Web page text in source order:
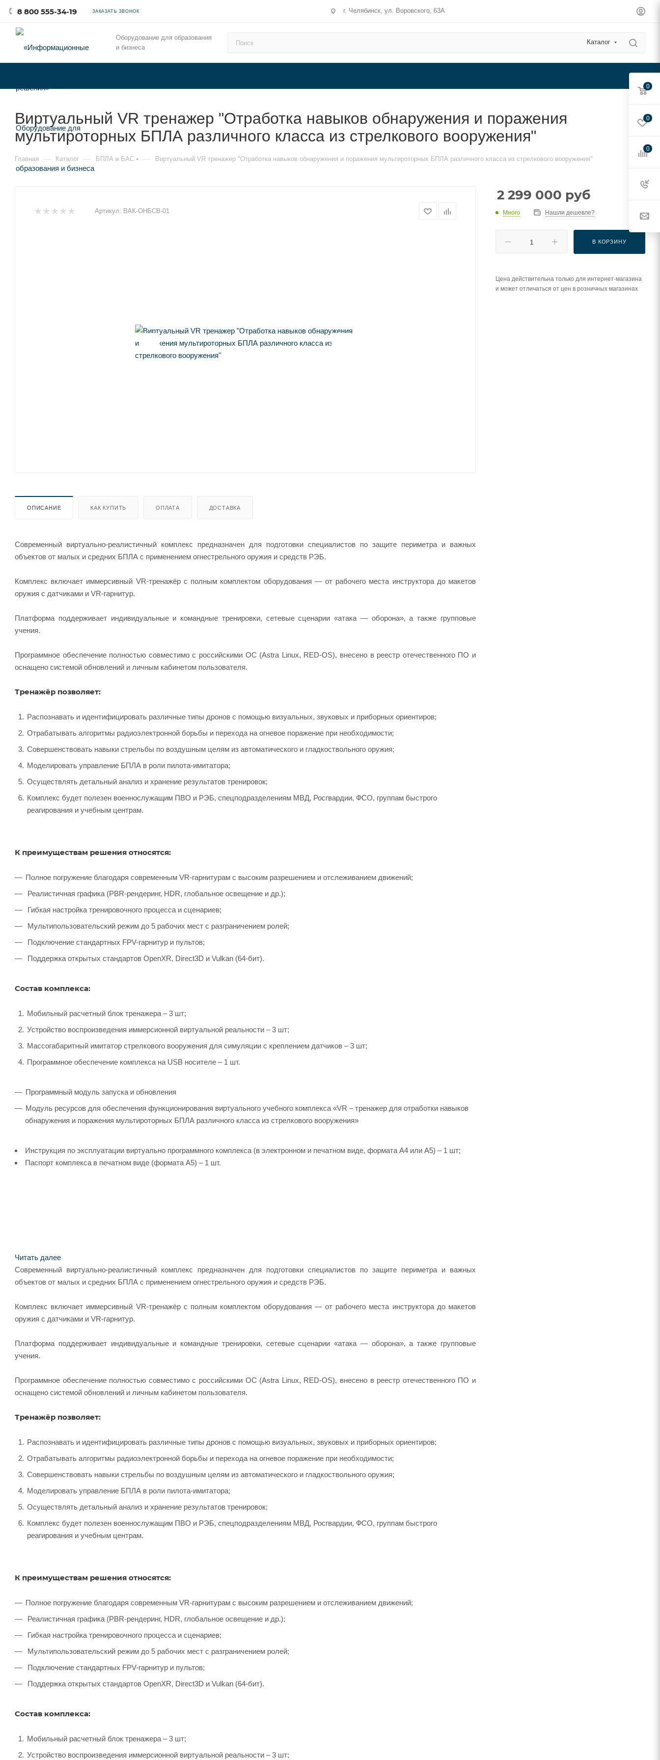
8 800 555-34-19 ЗАКАЗАТЬ ЗВОНОК г. Челябинск, ул. Воровского, 63А
Оборудование для образования
и бизнеса
Каталог
Виртуальный VR тренажер "Отработка навыков обнаружения и поражения
мультироторных БПЛА различного класса из стрелкового вооружения"
Главная — Каталог — БПЛА и БАС — Виртуальный VR тренажер "Отработка навыков обнаружения и поражения мультироторных БПЛА различного класса из стрелкового вооружения"
Артикул: ВАК-ОНБСВ-01
ОПИСАНИЕ КАК КУПИТЬ ОПЛАТА ДОСТАВКА
Современный виртуально-реалистичный комплекс предназначен для подготовки специалистов по защите периметра и важных
объектов от малых и средних БПЛА с применением огнестрельного оружия и средств РЭБ.
Комплекс включает иммерсивный VR-тренажёр с полным комплектом оборудования — от рабочего места инструктора до макетов
оружия с датчиками и VR-гарнитур.
Платформа поддерживает индивидуальные и командные тренировки, сетевые сценарии «атака — оборона», а также групповые
учения.
Программное обеспечение полностью совместимо с российскими ОС (Astra Linux, RED-OS), внесено в реестр отечественного ПО и
оснащено системой обновлений и личным кабинетом пользователя.
Тренажёр позволяет:
Распознавать и идентифицировать различные типы дронов с помощью визуальных, звуковых и приборных ориентиров;
Отрабатывать алгоритмы радиоэлектронной борьбы и перехода на огневое поражение при необходимости;
Совершенствовать навыки стрельбы по воздушным целям из автоматического и гладкоствольного оружия;
Моделировать управление БПЛА в роли пилота-имитатора;
Осуществлять детальный анализ и хранение результатов тренировок;
Комплекс будет полезен военнослужащим ПВО и РЭБ, спецподразделениям МВД, Росгвардии, ФСО, группам быстрого
реагирования и учебным центрам.
К преимуществам решения относятся:
Полное погружение благодаря современным VR-гарнитурам с высоким разрешением и отслеживанием движений;
Реалистичная графика (PBR-рендеринг, HDR, глобальное освещение и др.);
Гибкая настройка тренировочного процесса и сценариев;
Мультипользовательский режим до 5 рабочих мест с разграничением ролей;
Подключение стандартных FPV-гарнитур и пультов;
Поддержка открытых стандартов OpenXR, Direct3D и Vulkan (64-бит).
Состав комплекса:
Мобильный расчетный блок тренажера – 3 шт;
Устройство воспроизведения иммерсионной виртуальной реальности – 3 шт;
Массогабаритный имитатор стрелкового вооружения для симуляции с креплением датчиков – 3 шт;
Программное обеспечение комплекса на USB носителе – 1 шт.
Программный модуль запуска и обновления
Модуль ресурсов для обеспечения функционирования виртуального учебного комплекса «VR – тренажер для отработки навыков
обнаружения и поражения мультироторных БПЛА различного класса из стрелкового вооружения»
Инструкция по эксплуатации виртуально программного комплекса (в электронном и печатном виде, формата А4 или А5) – 1 шт;
Паспорт комплекса в печатном виде (формата А5) – 1 шт.
Читать далее
Современный виртуально-реалистичный комплекс предназначен для подготовки специалистов по защите периметра и важных
объектов от малых и средних БПЛА с применением огнестрельного оружия и средств РЭБ.
Комплекс включает иммерсивный VR-тренажёр с полным комплектом оборудования — от рабочего места инструктора до макетов
оружия с датчиками и VR-гарнитур.
Платформа поддерживает индивидуальные и командные тренировки, сетевые сценарии «атака — оборона», а также групповые
учения.
Программное обеспечение полностью совместимо с российскими ОС (Astra Linux, RED-OS), внесено в реестр отечественного ПО и
оснащено системой обновлений и личным кабинетом пользователя.
Тренажёр позволяет:
Распознавать и идентифицировать различные типы дронов с помощью визуальных, звуковых и приборных ориентиров;
Отрабатывать алгоритмы радиоэлектронной борьбы и перехода на огневое поражение при необходимости;
Совершенствовать навыки стрельбы по воздушным целям из автоматического и гладкоствольного оружия;
Моделировать управление БПЛА в роли пилота-имитатора;
Осуществлять детальный анализ и хранение результатов тренировок;
Комплекс будет полезен военнослужащим ПВО и РЭБ, спецподразделениям МВД, Росгвардии, ФСО, группам быстрого
реагирования и учебным центрам.
К преимуществам решения относятся:
Полное погружение благодаря современным VR-гарнитурам с высоким разрешением и отслеживанием движений;
Реалистичная графика (PBR-рендеринг, HDR, глобальное освещение и др.);
Гибкая настройка тренировочного процесса и сценариев;
Мультипользовательский режим до 5 рабочих мест с разграничением ролей;
Подключение стандартных FPV-гарнитур и пультов;
Поддержка открытых стандартов OpenXR, Direct3D и Vulkan (64-бит).
Состав комплекса:
Мобильный расчетный блок тренажера – 3 шт;
Устройство воспроизведения иммерсионной виртуальной реальности – 3 шт;
2 299 000 руб
Много Нашли дешевле?
В КОРЗИНУ
Цена действительна только для интернет-магазина
и может отличаться от цен в розничных магазинах
0
0
0